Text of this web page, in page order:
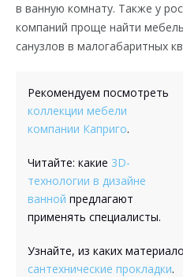
в ванную комнату. Также у
компаний проще найти
санузлов в малогабаритных
Рекомендуем посмотреть
коллекции мебели
компании Каприго.
Читайте: какие 3D-
технологии в дизайне
ванной предлагают
применять специалисты.
Узнайте, из каких
сантехнические прокладки.